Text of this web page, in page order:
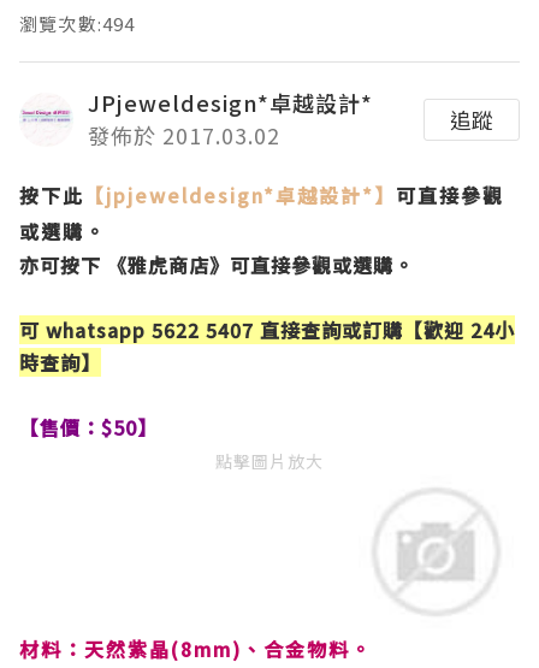
瀏覽次數:494
JPjeweldesign*卓越設計*
發佈於 2017.03.02
追蹤
按下此 【jpjeweldesign*卓越設計*】 可直接參觀
或選購。
亦可按下 《雅虎商店》可直接參觀或選購。
可 whatsapp 5622 5407 直接查詢或訂購【歡迎 24小
時查詢】
【售價：$50】
點擊圖片放大
材料：天然紫晶(8mm)、合金物料 。